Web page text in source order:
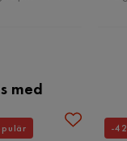
med
-